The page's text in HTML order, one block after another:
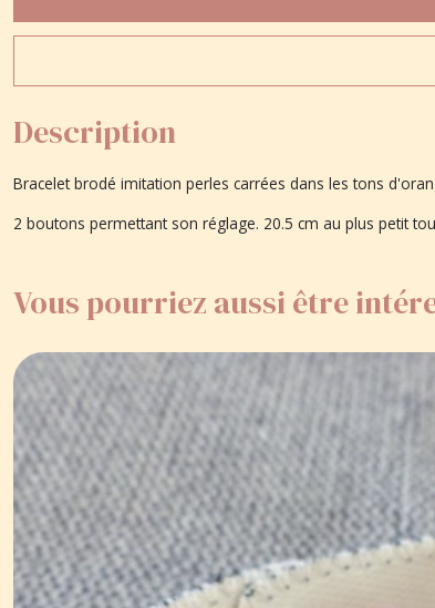
Description
Bracelet brodé imitation perles carrées dans les tons
2 boutons permettant son réglage. 20.5 cm au plus petit
Vous pourriez aussi être